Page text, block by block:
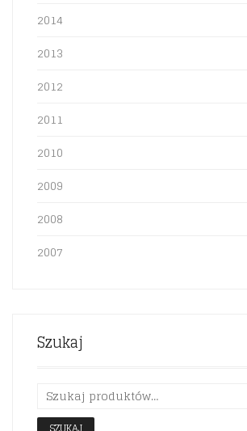
2014
2013
2012
2011
2010
2009
2008
2007
Szukaj